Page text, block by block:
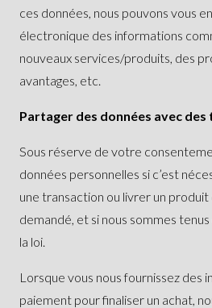
ces données, nous pouvons vous
électronique des informations
nouveaux services/produits, des
avantages, etc.
Partager des données avec des
Sous réserve de votre
données personnelles si c’est
une transaction ou livrer un produit
demandé, et si nous sommes
la loi.
Lorsque vous nous fournissez des
paiement pour finaliser un achat,